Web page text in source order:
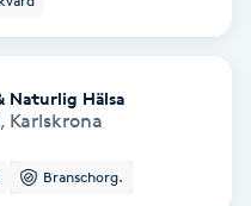
Naturlig Hälsa
, Karlskrona
Branschorg.